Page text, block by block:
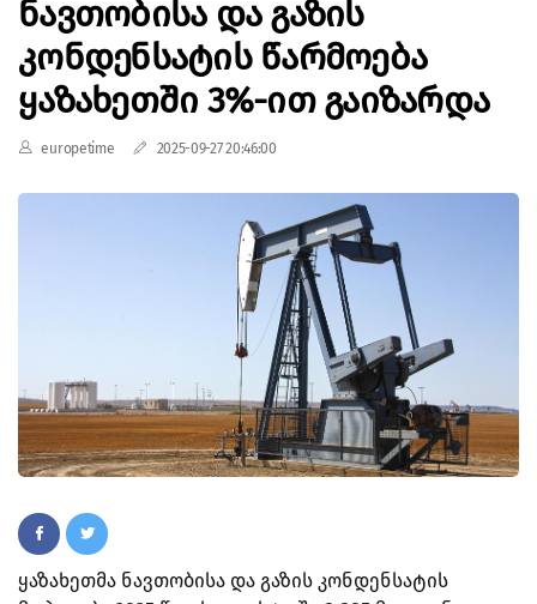
Ნავთობისა Და Გაზის
Კონდენსატის Წარმოება
Ყაზახეთში 3%-Ით Გაიზარდა
europetime 2025-09-27 20:46:00
ყაზახეთმა ნავთობისა და გაზის კონდენსატის